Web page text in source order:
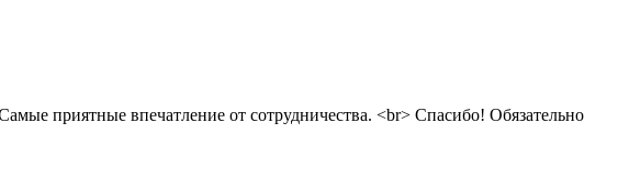
приятные впечатление от сотрудничества. <br> Спасибо! Обязательно